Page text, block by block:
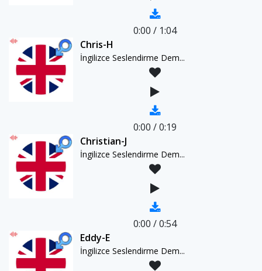
0:00 / 1:04
Chris-H
İngilizce Seslendirme Dem...
0:00 /0:19
Christian-J
İngilizce Seslendirme Dem...
0:00 /0:54
Eddy-E
İngilizce Seslendirme Dem...